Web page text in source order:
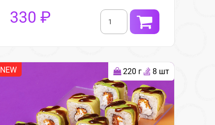
330 ₽
NEW 220 г 8 шт